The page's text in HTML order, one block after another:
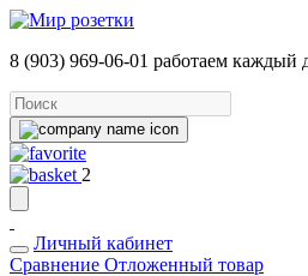
8 (903) 969-06-01 работаем каждый
2
Личный кабинет
Сравнение Отложенный товар